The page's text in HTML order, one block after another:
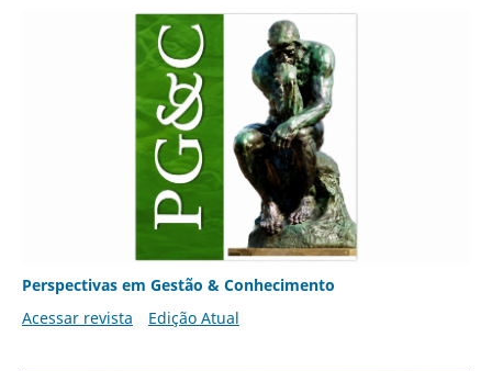
Perspectivas em Gestão & Conhecimento
Acessar revista
Edição Atual